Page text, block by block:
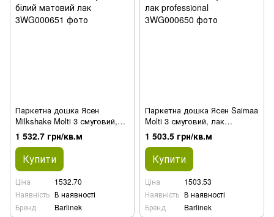
Паркетна дошка Ясен
Milkshake Molti 3 смуговий,
білий матовий лак
1 532.7 грн/кв.м
Купити
Ціна
1532.70
Наявність В наявності
Бренд
Barlinek
Паркетна дошка Ясен Saimaa
Molti 3 смуговий, лак
professional
1 503.5 грн/кв.м
Купити
Ціна
1503.53
Наявність В наявності
Бренд
Barlinek